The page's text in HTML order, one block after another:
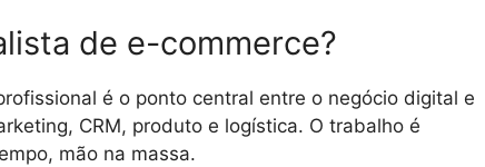
de e-commerce?
é o ponto central entre o negócio digital e
CRM, produto e logística. O trabalho é
mão na massa.